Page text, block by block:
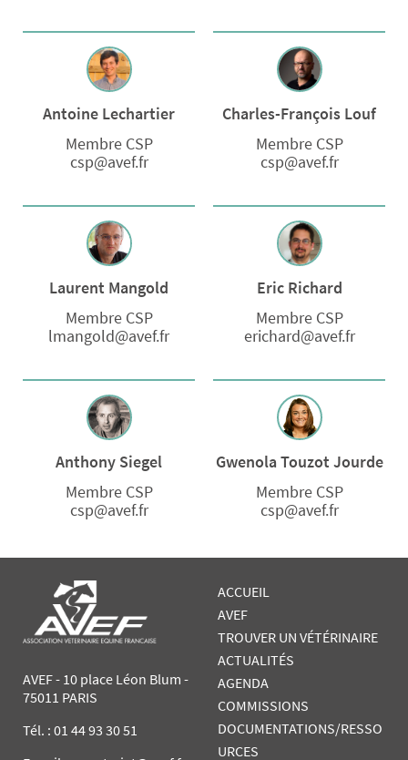
Antoine Lechartier
Membre CSP
csp@avef.fr
Charles-François Louf
Membre CSP
csp@avef.fr
Laurent Mangold
Membre CSP
lmangold@avef.fr
Eric Richard
Membre CSP
erichard@avef.fr
Anthony Siegel
Membre CSP
csp@avef.fr
Gwenola Touzot Jourde
Membre CSP
csp@avef.fr
AVEF - 10 place Léon Blum -
75011 PARIS
Tél. : 01 44 93 30 51
ACCUEIL
AVEF
TROUVER UN VÉTÉRINAIRE
ACTUALITÉS
AGENDA
COMMISSIONS
DOCUMENTATIONS/RESSO
URCES